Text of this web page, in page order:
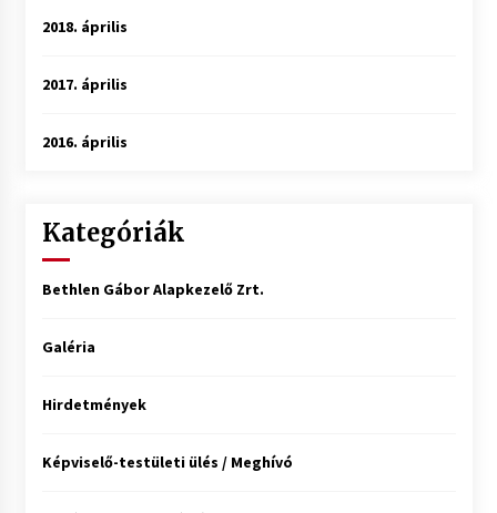
2018. április
2017. április
2016. április
Kategóriák
Bethlen Gábor Alapkezelő Zrt.
Galéria
Hirdetmények
Képviselő-testületi ülés / Meghívó